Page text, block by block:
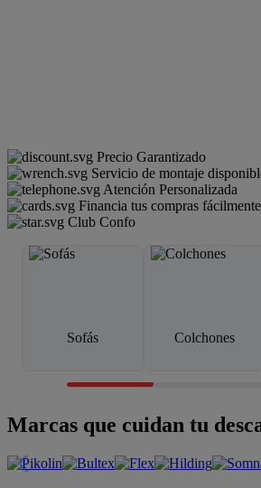
Precio Garantizado
Servicio de montaje
Atención Personalizada
Financia tus compras fácilmente
Club Confo
Sofás Colchones
Marcas que cuidan tu